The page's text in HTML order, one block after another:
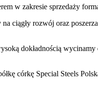
w zakresie sprzedaży
ciągły rozwój oraz
dokładnością
córkę Special Steels